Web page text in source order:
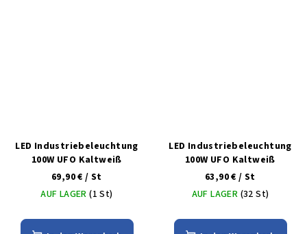
LED Industriebeleuchtung
100W UFO Kaltweiß
69,90 €/ St
AUF LAGER(1 St)
LED Industriebeleuchtung
100W UFO Kaltweiß
63,90 €/ St
AUF LAGER (32 St)